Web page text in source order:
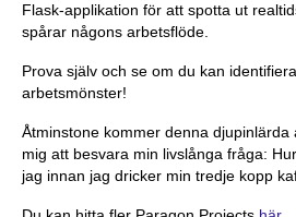
Flask-applikation för att spotta ut
spårar någons arbetsflöde.
Prova själv och se om du kan
arbetsmönster!
Åtminstone kommer denna
mig att besvara min livslånga fråga:
jag innan jag dricker min tredje kopp